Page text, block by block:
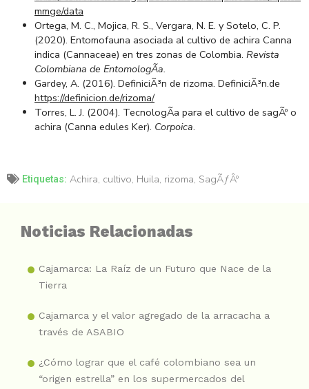
mmge/data
Ortega, M. C., Mojica, R. S., Vergara, N. E. y Sotelo, C. P.
(2020). Entomofauna asociada al cultivo de achira Canna
indica (Cannaceae) en tres zonas de Colombia. Revista
Colombiana de EntomologÃ­a.
Gardey, A. (2016). DefiniciÃ³n de rizoma. DefiniciÃ³n.de
https://definicion.de/rizoma/
Torres, L. J. (2004). TecnologÃ­a para el cultivo de sagÃº o
achira (Canna edules Ker). Corpoica.
Etiquetas: Achira, cultivo, Huila, rizoma, SagÃƒÂº
Noticias Relacionadas
Cajamarca: La Raíz de un Futuro que Nace de la
Tierra
Cajamarca y el valor agregado de la arracacha a
través de ASABIO
¿Cómo lograr que el café colombiano sea un
“origen estrella” en los supermercados del